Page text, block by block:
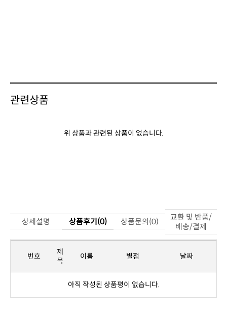
관련상품
위 상품과 관련된 상품이 없습니다.
상세설명 상품후기(0) 상품문의(0)
배송/결제
번호 목 이름 별점 날짜
아직 작성된 상품평이 없습니다.